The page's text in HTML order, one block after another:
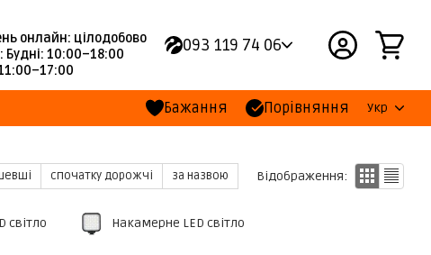
онлайн: цілодобово
Будні: 10:00–18:00
093 119 74 06
Бажання Порівняння Укр
спочатку дорожчі за назвою Відображення:
світло Накамерне LED світло